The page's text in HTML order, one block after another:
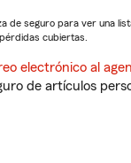
de seguro para ver una
cubiertas.
electrónico al
de artículos